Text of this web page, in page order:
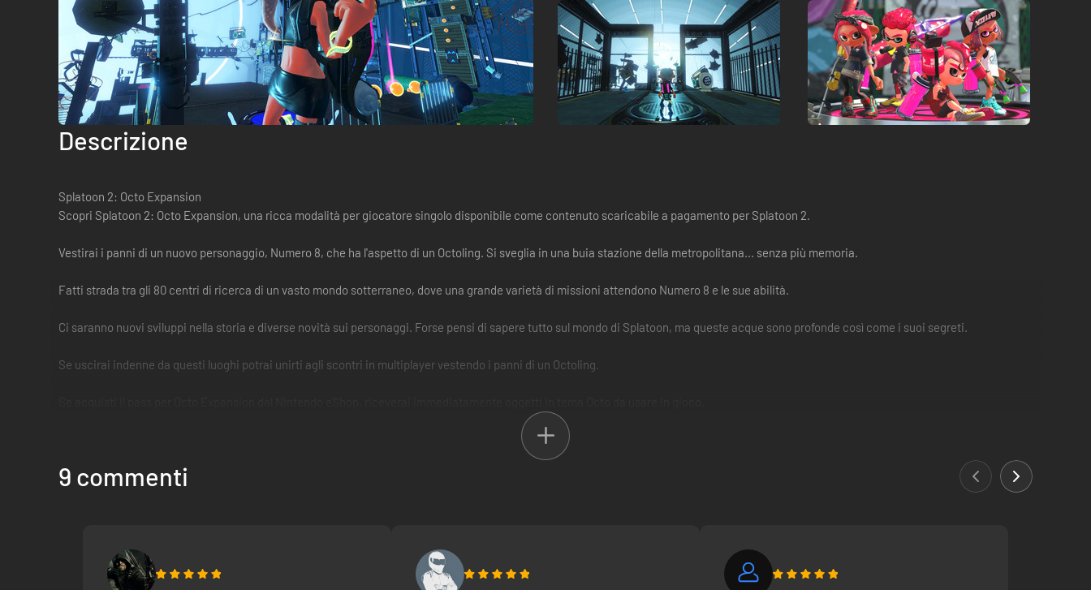
Descrizione
Splatoon 2: Octo Expansion
Scopri Splatoon 2: Octo Expansion, una ricca modalità per giocatore singolo disponibile come contenuto scaricabile a pagamento per Splatoon 2.
Vestirai i panni di un nuovo personaggio, Numero 8, che ha l'aspetto di un Octoling. Si sveglia in una buia stazione della metropolitana... senza più memoria.
Fatti strada tra gli 80 centri di ricerca di un vasto mondo sotterraneo, dove una grande varietà di missioni attendono Numero 8 e le sue abilità.
Ci saranno nuovi sviluppi nella storia e diverse novità sui personaggi. Forse pensi di sapere tutto sul mondo di Splatoon, ma queste acque sono profonde così come i suoi segreti.
Se uscirai indenne da questi luoghi potrai unirti agli scontri in multiplayer vestendo i panni di un Octoling.
9 commenti